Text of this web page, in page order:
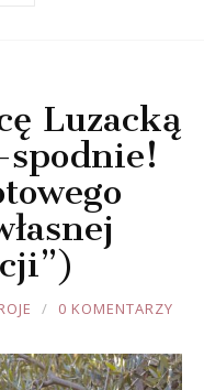
Luzacką
0 KOMENTARZY